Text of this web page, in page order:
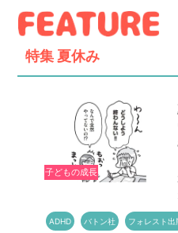
特集 夏休み
子どもの成長
ADHD バトン社 フォレスト出